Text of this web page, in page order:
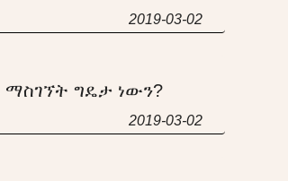
2019-03-02
ማስገኘት ግዴታ ነውን?
2019-03-02